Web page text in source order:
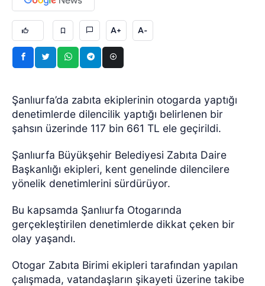
A+ A-
Şanlıurfa’da zabıta ekiplerinin otogarda yaptığı
denetimlerde dilencilik yaptığı belirlenen bir
şahsın üzerinde 117 bin 661 TL ele geçirildi.
Şanlıurfa Büyükşehir Belediyesi Zabıta Daire
Başkanlığı ekipleri, kent genelinde dilencilere
yönelik denetimlerini sürdürüyor.
Bu kapsamda Şanlıurfa Otogarında
gerçekleştirilen denetimlerde dikkat çeken bir
olay yaşandı.
Otogar Zabıta Birimi ekipleri tarafından yapılan
çalışmada, vatandaşların şikayeti üzerine takibe